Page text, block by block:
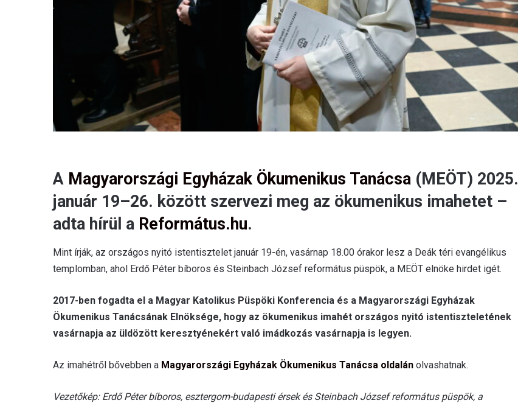
A Magyarországi Egyházak Ökumenikus Tanácsa (MEÖT) 2025.
január 19–26. között szervezi meg az ökumenikus imahetet –
adta hírül a Református.hu.
Mint írják, az országos nyitó istentisztelet január 19-én, vasárnap 18.00 órakor lesz a Deák téri evangélikus
templomban, ahol Erdő Péter bíboros és Steinbach József református püspök, a MEÖT elnöke hirdet igét.
2017-ben fogadta el a Magyar Katolikus Püspöki Konferencia és a Magyarországi Egyházak
Ökumenikus Tanácsának Elnöksége, hogy az ökumenikus imahét országos nyitó istentiszteletének
vasárnapja az üldözött keresztyénekért való imádkozás vasárnapja is legyen.
Az imahétről bővebben a Magyarországi Egyházak Ökumenikus Tanácsa oldalán olvashatnak.
Vezetőkép: Erdő Péter bíboros, esztergom-budapesti érsek és Steinbach József református püspök, a